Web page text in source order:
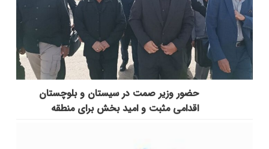
حضور وزیر صمت در سیستان و بلوچستان
اقدامی مثبت و امید بخش برای منطقه